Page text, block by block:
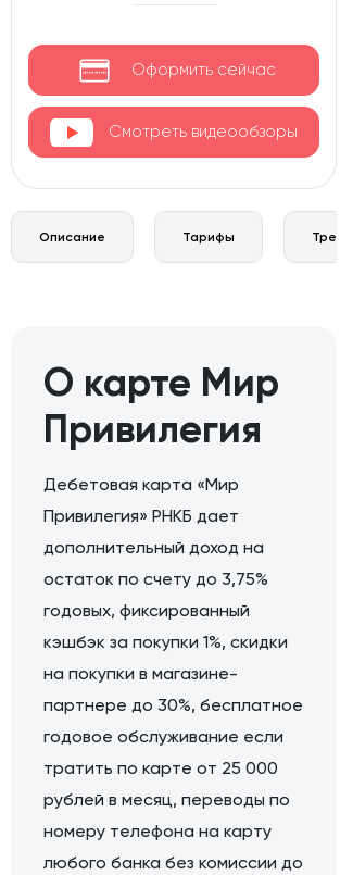
Оформить сейчас
Смотреть видеообзоры
Описание Тарифы
О карте Мир
Привилегия
Дебетовая карта «Мир
Привилегия» РНКБ дает
дополнительный доход на
остаток по счету до 3,75%
годовых, фиксированный
кэшбэк за покупки 1%, скидки
на покупки в магазине-
партнере до 30%, бесплатное
годовое обслуживание если
тратить по карте от 25 000
рублей в месяц, переводы по
номеру телефона на карту
любого банка без комиссии до